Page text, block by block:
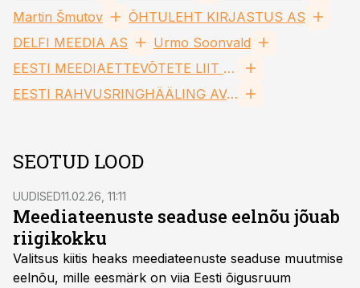
Martin Šmutov
ÕHTULEHT KIRJASTUS AS
DELFI MEEDIA AS
Urmo Soonvald
EESTI MEEDIAETTEVÕTETE LIIT MTÜ
EESTI RAHVUSRINGHÄÄLING AVOIG
SEOTUD LOOD
UUDISED11.02.26, 11:11
Meediateenuste seaduse eelnõu jõuab
riigikokku
Valitsus kiitis heaks meediateenuste seaduse muutmise
eelnõu, mille eesmärk on viia Eesti õigusruum